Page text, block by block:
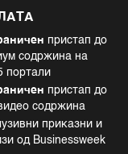
пристап до
содржина на
портали
пристап до
содржина
приказни и
од Businessweek
BLOOMBERG and the
and service marks of
with permission
Property